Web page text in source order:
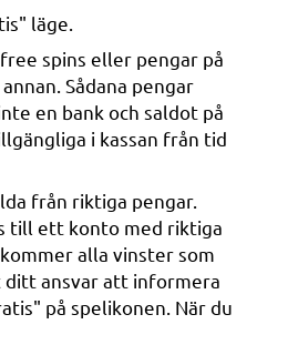
läge.
spins eller pengar på
Sådana pengar
en bank och saldot på
i kassan från tid
från riktiga pengar.
till ett konto med riktiga
alla vinster som
ansvar att informera
på spelikonen. När du